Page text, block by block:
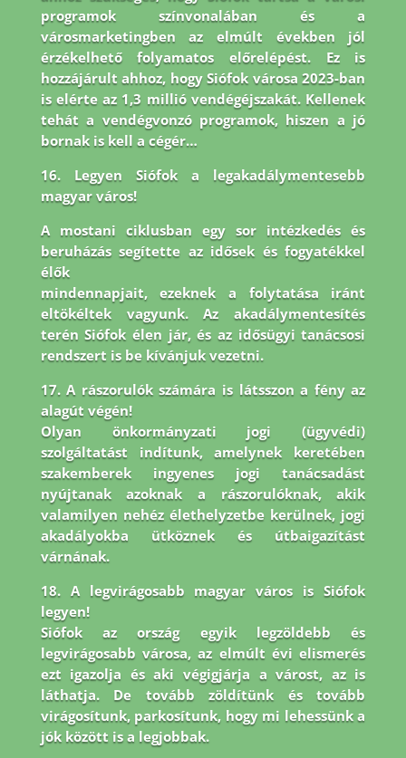
programok színvonalában és a
városmarketingben az elmúlt években jól
érzékelhető folyamatos előrelépést. Ez is
hozzájárult ahhoz, hogy Siófok városa 2023-ban
is elérte az 1,3 millió vendégéjszakát. Kellenek
tehát a vendégvonzó programok, hiszen a jó
bornak is kell a cégér…
16. Legyen Siófok a legakadálymentesebb
magyar város!
A mostani ciklusban egy sor intézkedés és
beruházás segítette az idősek és fogyatékkel
élők
mindennapjait, ezeknek a folytatása iránt
eltökéltek vagyunk. Az akadálymentesítés
terén Siófok élen jár,és az idősügyi tanácsosi
rendszert is be kívánjuk vezetni.
17. A rászorulók számára is látsszon a fény az
alagút végén!
Olyan önkormányzati jogi (ügyvédi)
szolgáltatást indítunk, amelynek keretében
szakemberek ingyenes jogi tanácsadást
nyújtanak azoknak a rászorulóknak, akik
valamilyen nehéz élethelyzetbe kerülnek, jogi
akadályokba ütköznek és útbaigazítást
várnának.
18. A legvirágosabb magyar város is Siófok
legyen!
Siófok az ország egyik legzöldebb és
legvirágosabb városa, az elmúlt évi elismerés
ezt igazolja és aki végigjárja a várost, az is
láthatja. De tovább zöldítünk és tovább
virágosítunk, parkosítunk, hogy mi lehessünk a
jók között is a legjobbak.